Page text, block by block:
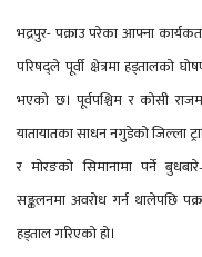
भद्रपुर- पक्राउ परेका आफ्ना
परिषद्ले पूर्वी क्षेत्रमा हड्तालको
भएको छ। पूर्वपश्चिम र कोसी
यातायातका साधन नगुडेको जिल्ला
र मोरङको सिमानामा पर्ने
सङ्कलनमा अवरोध गर्न थालेपछि
हड्ताल गरिएको हो।